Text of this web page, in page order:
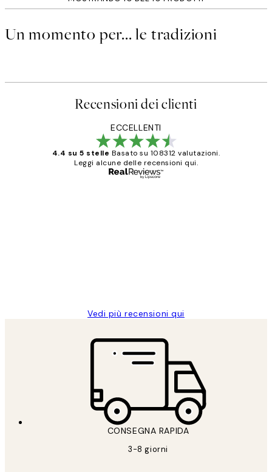
Un momento per... le tradizioni
Recensioni dei clienti
ECCELLENTI
4.4 su 5 stelle Basato su 108312 valutazioni.
Leggi alcune delle recensioni qui.
Vedi più recensioni qui
CONSEGNA RAPIDA
3-8 giorni